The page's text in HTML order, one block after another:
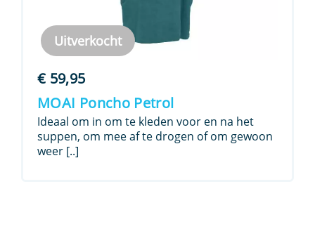
Uitverkocht
€59,95
MOAI Poncho Petrol
Ideaal om in om te kleden voor en na het
suppen, om mee af te drogen of om gewoon
weer [..]